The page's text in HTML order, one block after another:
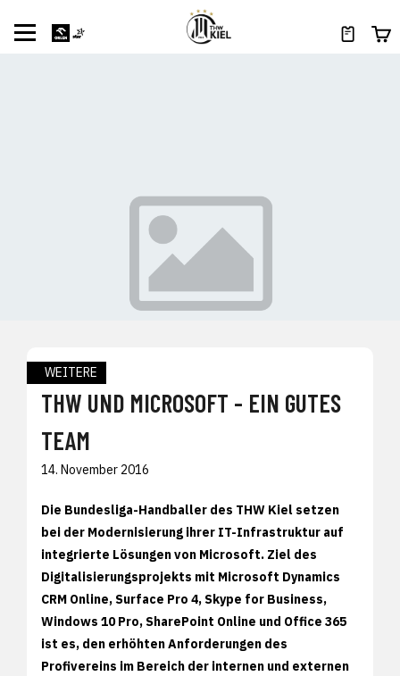
WEITERE
THW UND MICROSOFT - EIN GUTES
TEAM
14. November 2016
Die Bundesliga-Handballer des THW Kiel setzen
bei der Modernisierung ihrer IT-Infrastruktur auf
integrierte Lösungen von Microsoft. Ziel des
Digitalisierungsprojekts mit Microsoft Dynamics
CRM Online, Surface Pro 4, Skype for Business,
Windows 10 Pro, SharePoint Online und Office 365
ist es, den erhöhten Anforderungen des
Profivereins im Bereich der internen und externen